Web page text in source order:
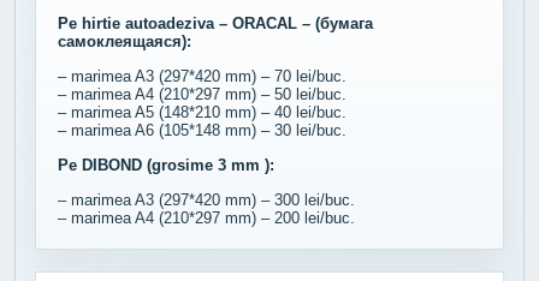
Pe hirtie autoadeziva – ORACAL – (бумага
самоклеящаяся):
– marimea A3 (297*420 mm) – 70 lei/buc.
– marimea A4 (210*297 mm) – 50 lei/buc.
– marimea A5 (148*210 mm) – 40 lei/buc.
– marimea A6 (105*148 mm) – 30 lei/buc.
Pe DIBOND (grosime 3 mm ):
– marimea A3 (297*420 mm) – 300 lei/buc.
– marimea A4 (210*297 mm) – 200 lei/buc.